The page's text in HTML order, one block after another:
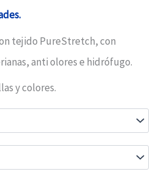
tejido PureStretch, con
anti olores e hidrófugo.
y colores.